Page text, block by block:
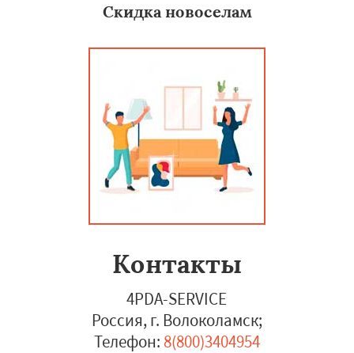
Скидка новоселам
Контакты
4PDA-SERVICE
Россия, г. Волоколамск;
Телефон: 8(800)3404954